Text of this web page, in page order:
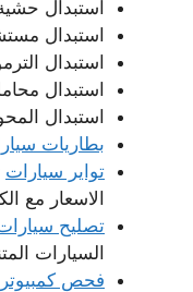
استبدال
استبدال
استبدال
استبدال
استبدال
بطاريات
تواير سيارات
الاسعار مع
تصليح
السيارات
فحص كمبيوتر